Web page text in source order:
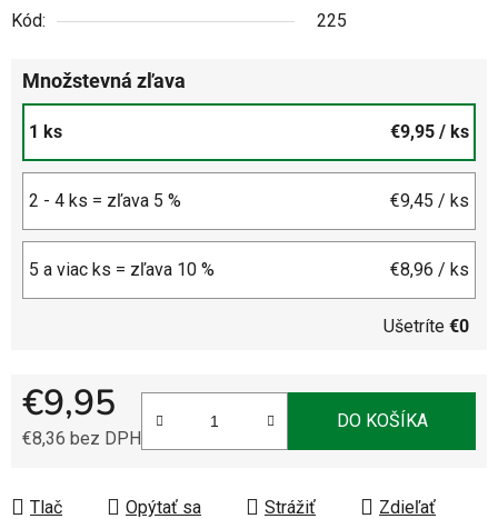
Kód:
225
Množstevná zľava
1 ks €9,95 / ks
2 - 4 ks = zľava 5 % €9,45 / ks
5 a viac ks = zľava 10 % €8,96 / ks
Ušetríte €0
€9,95
€8,36 bez DPH
DO KOŠÍKA
Tlač Opýtať sa Strážiť Zdieľať